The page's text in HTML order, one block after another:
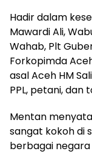
Hadir dalam
Mawardi Ali,
Wahab, Plt
Forkopimda
asal Aceh HM
PPL, petani,
Mentan
sangat kokoh di
berbagai negara